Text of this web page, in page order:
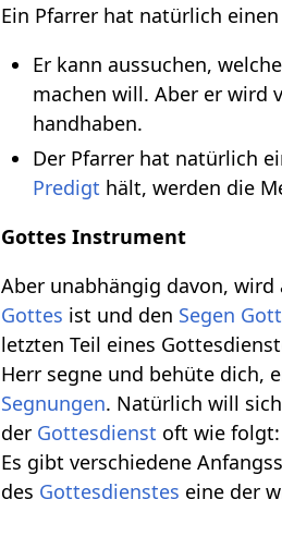
Ein Pfarrer hat natürlich
Er kann aussuchen,
machen will. Aber er wird
handhaben.
Der Pfarrer hat natürlich
Predigt hält, werden die
Gottes Instrument
Aber unabhängig davon,
Gottes ist und den Segen
letzten Teil eines
Herr segne und behüte dich,
Segnungen. Natürlich will
der Gottesdienst oft wie folgt:
Es gibt verschiedene
des Gottesdienstes eine der